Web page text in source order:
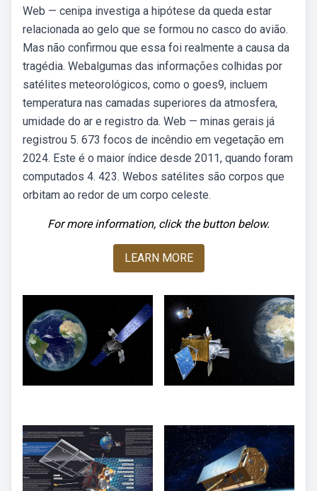
Web — cenipa investiga a hipótese da queda estar
relacionada ao gelo que se formou no casco do avião.
Mas não confirmou que essa foi realmente a causa da
tragédia. Webalgumas das informações colhidas por
satélites meteorológicos, como o goes9, incluem
temperatura nas camadas superiores da atmosfera,
umidade do ar e registro da. Web — minas gerais já
registrou 5. 673 focos de incêndio em vegetação em
2024. Este é o maior índice desde 2011, quando foram
computados 4. 423. Webos satélites são corpos que
orbitam ao redor de um corpo celeste.
For more information, click the button below.
LEARN MORE